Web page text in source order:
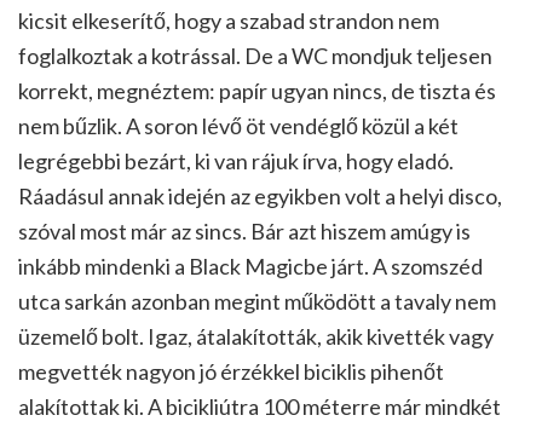
kicsit elkeserítő, hogy a szabad strandon nem
foglalkoztak a kotrással. De a WC mondjuk teljesen
korrekt, megnéztem: papír ugyan nincs, de tiszta és
nem bűzlik. A soron lévő öt vendéglő közül a két
legrégebbi bezárt, ki van rájuk írva, hogy eladó.
Ráadásul annak idején az egyikben volt a helyi disco,
szóval most már az sincs. Bár azt hiszem amúgy is
inkább mindenki a Black Magicbe járt. A szomszéd
utca sarkán azonban megint működött a tavaly nem
üzemelő bolt. Igaz, átalakították, akik kivették vagy
megvették nagyon jó érzékkel biciklis pihenőt
alakítottak ki. A bicikliútra 100 méterre már mindkét